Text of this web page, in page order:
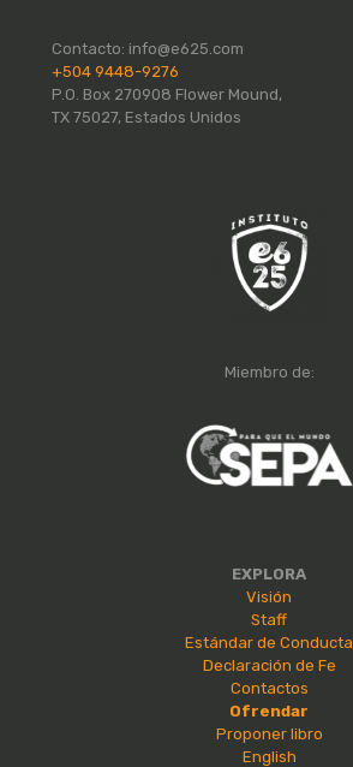
Contacto: info@e625.com
+504 9448-9276
P.O. Box 270908 Flower Mound,
TX 75027, Estados Unidos
Miembro de:
EXPLORA
Visión
Staff
Estándar de Conducta
Declaración de Fe
Contactos
Ofrendar
Proponer libro
English